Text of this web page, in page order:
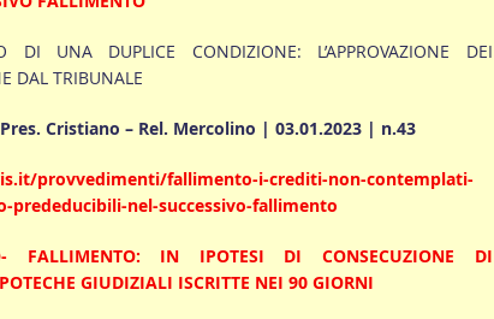
DI UNA DUPLICE CONDIZIONE: L’APPROVAZIONE DEI
DAL TRIBUNALE
Cristiano – Rel. Mercolino | 03.01.2023 | n.43
provvedimenti/fallimento-i-crediti-non-contemplati-
prededucibili-nel-successivo-fallimento
FALLIMENTO: IN IPOTESI DI CONSECUZIONE DI
GIUDIZIALI ISCRITTE NEI 90 GIORNI